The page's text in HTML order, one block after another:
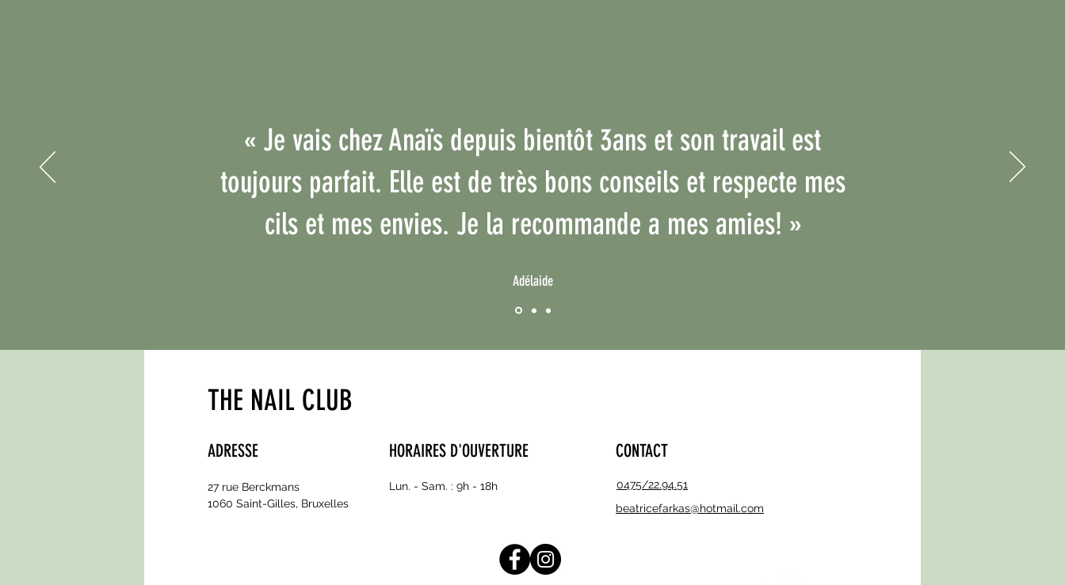
« Je vais chez Anaïs depuis bientôt 3ans et son travail est
toujours parfait. Elle est de très bons conseils et respecte mes
cils et mes envies. Je la recommande a mes amies! »
Adélaide
THE NAIL CLUB
ADRESSE
27 rue Berckmans
1060 Saint-Gilles, Bruxelles
HORAIRES D'OUVERTURE
Lun. - Sam. : 9h - 18h
CONTACT
0475/22.94.51
beatricefarkas@hotmail.com